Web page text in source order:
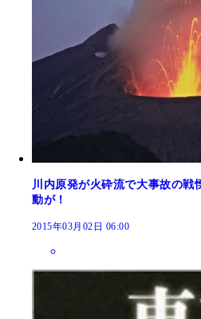
川内原発が火砕流で大事故の戦
動が！
2015年03月02日 06:00